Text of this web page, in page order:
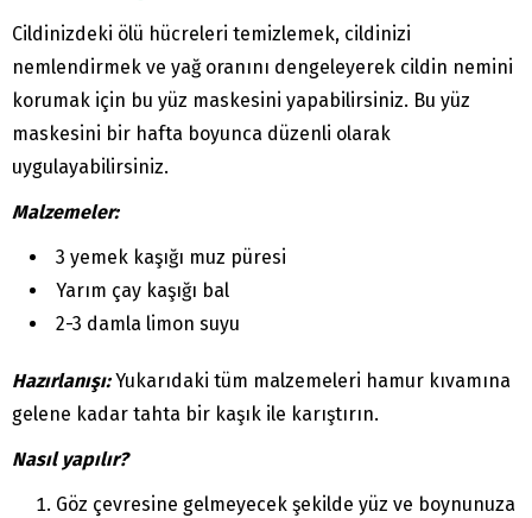
Cildinizdeki ölü hücreleri temizlemek, cildinizi
nemlendirmek ve yağ oranını dengeleyerek cildin nemini
korumak için bu yüz maskesini yapabilirsiniz. Bu yüz
maskesini bir hafta boyunca düzenli olarak
uygulayabilirsiniz.
Malzemeler:
3 yemek kaşığı muz püresi
Yarım çay kaşığı bal
2-3 damla limon suyu
Hazırlanışı:Yukarıdaki tüm malzemeleri hamur kıvamına
gelene kadar tahta bir kaşık ile karıştırın.
Nasıl yapılır?
Göz çevresine gelmeyecek şekilde yüz ve boynunuza